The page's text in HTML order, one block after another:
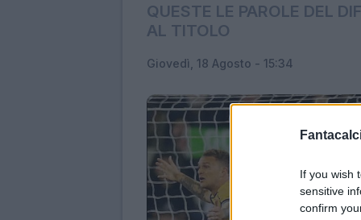
If you wish
sensitive
confirm
QUESTE LE PAROLE DEL
AL TITOLO
Giovedì, 18 Agosto - 15:34